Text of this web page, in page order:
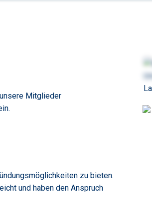
Mitglieder
zu bieten.
und haben den Anspruch